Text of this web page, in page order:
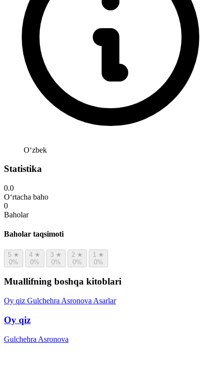
Oʻzbek
Statistika
0.0
O‘rtacha baho
0
Baholar
Baholar taqsimoti
5 ★
0%
4 ★
0%
3 ★
0%
2 ★
0%
1 ★
0%
Muallifning boshqa kitoblari
Oy qiz Gulchehra Asronova Asarlar
Oy qiz
Gulchehra Asronova